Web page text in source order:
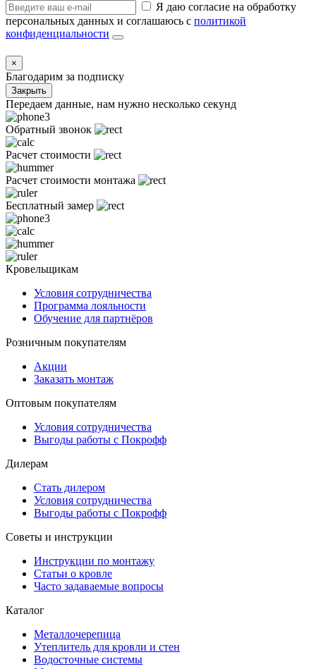
Я даю согласие на обработку
персональных данных и соглашаюсь с политикой
конфиденциальности
×
Благодарим за подписку
Закрыть
Передаем данные, нам нужно несколько секунд
Обратный звонок
Расчет стоимости
Расчет стоимости монтажа
Бесплатный замер
Кровельщикам
Условия сотрудничества
Программа лояльности
Обучение для партнёров
Розничным покупателям
Акции
Заказать монтаж
Оптовым покупателям
Условия сотрудничества
Выгоды работы с Покрофф
Дилерам
Стать дилером
Условия сотрудничества
Выгоды работы с Покрофф
Советы и инструкции
Инструкции по монтажу
Статьи о кровле
Часто задаваемые вопросы
Каталог
Металлочерепица
Утеплитель для кровли и стен
Водосточные системы